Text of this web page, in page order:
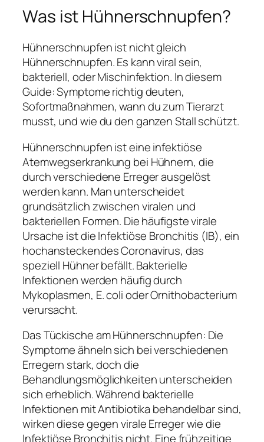
Was ist Hühnerschnupfen?
Hühnerschnupfen ist nicht gleich
Hühnerschnupfen. Es kann viral sein,
bakteriell, oder Mischinfektion. In diesem
Guide: Symptome richtig deuten,
Sofortmaßnahmen, wann du zum Tierarzt
musst, und wie du den ganzen Stall schützt.
Hühnerschnupfen ist eine infektiöse
Atemwegserkrankung bei Hühnern, die
durch verschiedene Erreger ausgelöst
werden kann. Man unterscheidet
grundsätzlich zwischen viralen und
bakteriellen Formen. Die häufigste virale
Ursache ist die Infektiöse Bronchitis (IB), ein
hochansteckendes Coronavirus, das
speziell Hühner befällt. Bakterielle
Infektionen werden häufig durch
Mykoplasmen, E. coli oder Ornithobacterium
verursacht.
Das Tückische am Hühnerschnupfen: Die
Symptome ähneln sich bei verschiedenen
Erregern stark, doch die
Behandlungsmöglichkeiten unterscheiden
sich erheblich. Während bakterielle
Infektionen mit Antibiotika behandelbar sind,
wirken diese gegen virale Erreger wie die
Infektiöse Bronchitis nicht. Eine frühzeitige